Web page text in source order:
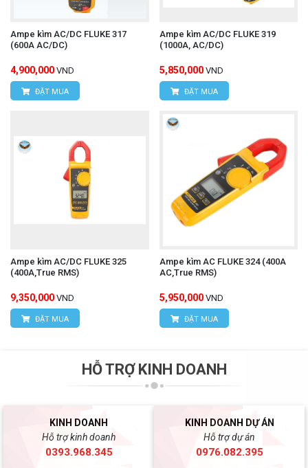
Ampe kìm AC/DC FLUKE 317
(600A AC/DC)
4,900,000 VND
ĐẶT MUA
Ampe kìm AC/DC FLUKE 319
(1000A, AC/DC)
5,850,000 VND
ĐẶT MUA
Ampe kìm AC/DC FLUKE 325
(400A,True RMS)
9,350,000 VND
ĐẶT MUA
Ampe kìm AC FLUKE 324 (400A
AC,True RMS)
5,950,000 VND
ĐẶT MUA
HỖ TRỢ KINH DOANH
KINH DOANH
Hỗ trợ kinh doanh
0393.968.345
KINH DOANH DỰ ÁN
Hỗ trợ dự án
0976.082.395